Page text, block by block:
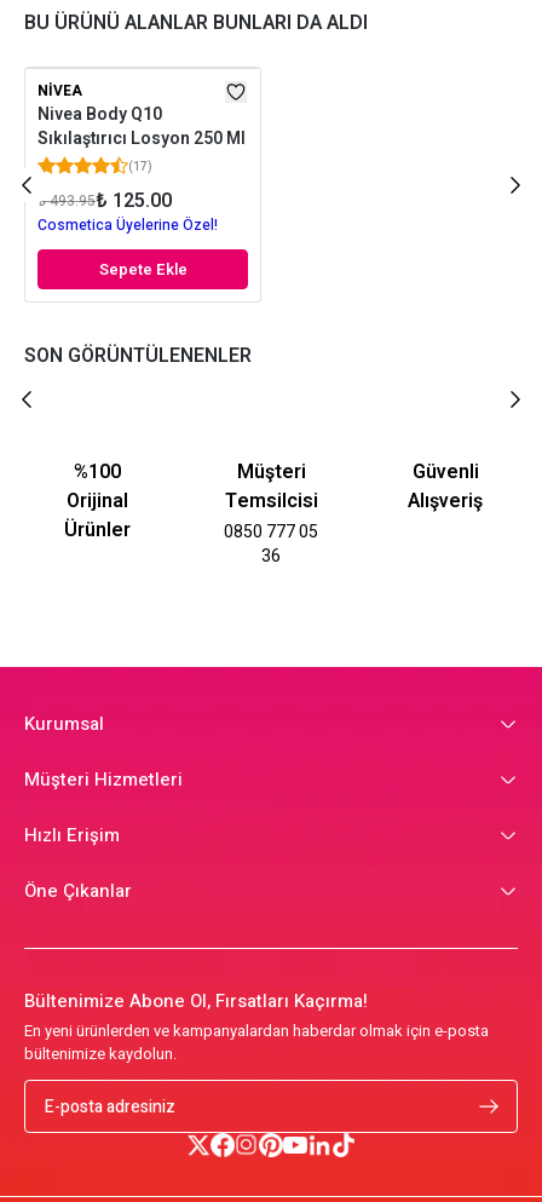
BU ÜRÜNÜ ALANLAR BUNLARI DA ALDI
NIVEA
Nivea Body Q10
Sıkılaştırıcı Losyon 250 Ml
(17)
₺ 493.95₺ 125.00
Cosmetica Üyelerine Özel!
Sepete Ekle
SON GÖRÜNTÜLENENLER
%100
Orijinal
Ürünler
Müşteri
Temsilcisi
0850 777 05
36
Güvenli
Alışveriş
Kurumsal
Müşteri Hizmetleri
Hızlı Erişim
Öne Çıkanlar
Bültenimize Abone Ol, Fırsatları Kaçırma!
En yeni ürünlerden ve kampanyalardan haberdar olmak için e-posta
bültenimize kaydolun.